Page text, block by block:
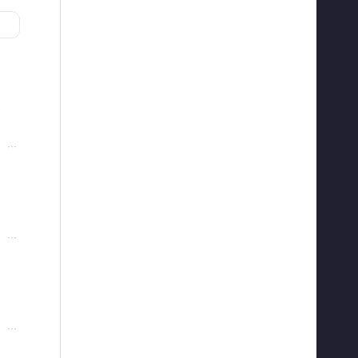
···
···
···